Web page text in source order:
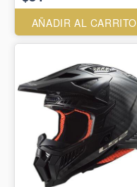
AÑADIR AL CARRITO